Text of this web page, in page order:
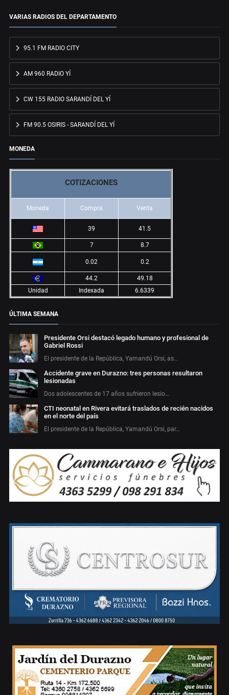
VARIAS RADIOS DEL DEPARTAMENTO
95.1 FM RADIO CITY
AM 960 RADIO YÍ
CW 155 RADIO SARANDÍ DEL YÍ
FM 90.5 OSIRIS - SARANDÍ DEL YÍ
MONEDA
COTIZACIONES
Moneda Compra Venta
39 41.5
7 8.7
0.02 0.2
44.2
49.18
Unidad
Indexada 6.6339
ÚLTIMA SEMANA
Presidente Orsi destacó legado humano y profesional de
Gabriel Rossi
El presidente de la República, Yamandú Orsi, as…
Accidente grave en Durazno: tres personas resultaron
lesionadas
Dos adolescentes de 17 años sufrieron lesio…
CTI neonatal en Rivera evitará traslados de recién nacidos
en el norte del país
El presidente de la República, Yamandú Orsi, par…